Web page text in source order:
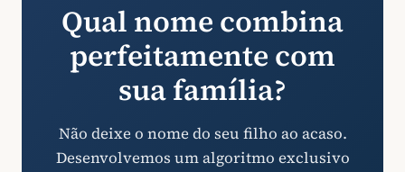
Qual nome combina
perfeitamente com
sua família?
Não deixe o nome do seu filho ao acaso.
Desenvolvemos um algoritmo exclusivo